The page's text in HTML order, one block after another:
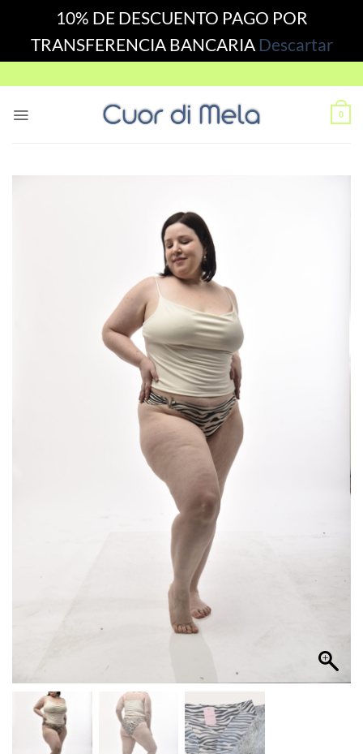
10% DE DESCUENTO PAGO POR
TRANSFERENCIA BANCARIA Descartar
to
0